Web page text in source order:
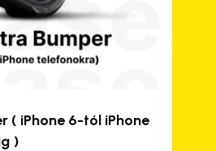
( iPhone 6-tól iPhone
)